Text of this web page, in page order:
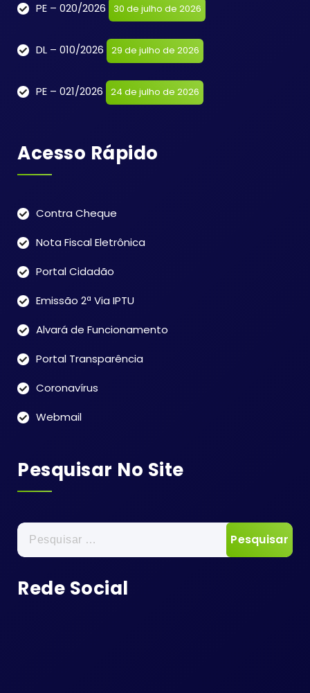
PE – 020/2026 30 de julho de 2026
DL – 010/2026 29 de julho de 2026
PE – 021/2026 24 de julho de 2026
Acesso Rápido
Contra Cheque
Nota Fiscal Eletrônica
Portal Cidadão
Emissão 2ª Via IPTU
Alvará de Funcionamento
Portal Transparência
Coronavírus
Webmail
Pesquisar No Site
Pesquisar
por:
Rede Social